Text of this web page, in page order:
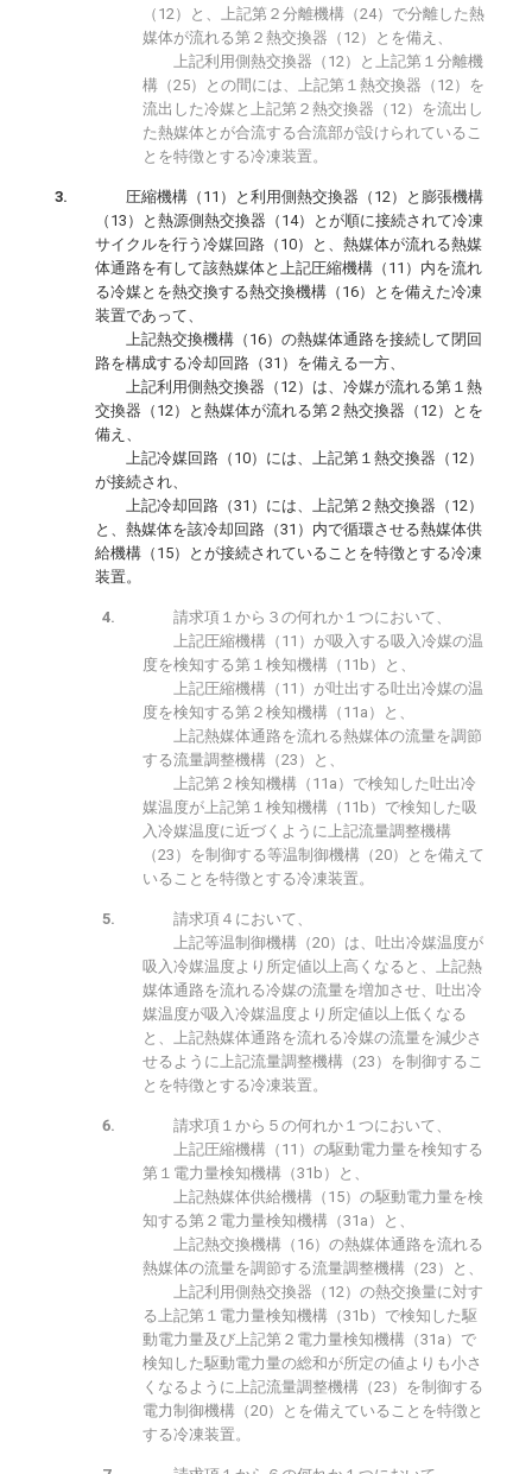
（12）と、上記第２分離機構（24）で分離した熱
媒体が流れる第２熱交換器（12）とを備え、
上記利用側熱交換器（12）と上記第１分離機
構（25）との間には、上記第１熱交換器（12）を
流出した冷媒と上記第２熱交換器（12）を流出し
た熱媒体とが合流する合流部が設けられているこ
とを特徴とする冷凍装置。
圧縮機構（11）と利用側熱交換器（12）と膨張機構
（13）と熱源側熱交換器（14）とが順に接続されて冷凍
サイクルを行う冷媒回路（10）と、熱媒体が流れる熱媒
体通路を有して該熱媒体と上記圧縮機構（11）内を流れ
る冷媒とを熱交換する熱交換機構（16）とを備えた冷凍
装置であって、
上記熱交換機構（16）の熱媒体通路を接続して閉回
路を構成する冷却回路（31）を備える一方、
上記利用側熱交換器（12）は、冷媒が流れる第１熱
交換器（12）と熱媒体が流れる第２熱交換器（12）とを
備え、
上記冷媒回路（10）には、上記第１熱交換器（12）
が接続され、
上記冷却回路（31）には、上記第２熱交換器（12）
と、熱媒体を該冷却回路（31）内で循環させる熱媒体供
給機構（15）とが接続されていることを特徴とする冷凍
装置。
請求項１から３の何れか１つにおいて、
上記圧縮機構（11）が吸入する吸入冷媒の温
度を検知する第１検知機構（11b）と、
上記圧縮機構（11）が吐出する吐出冷媒の温
度を検知する第２検知機構（11a）と、
上記熱媒体通路を流れる熱媒体の流量を調節
する流量調整機構（23）と、
上記第２検知機構（11a）で検知した吐出冷
媒温度が上記第１検知機構（11b）で検知した吸
入冷媒温度に近づくように上記流量調整機構
（23）を制御する等温制御機構（20）とを備えて
いることを特徴とする冷凍装置。
請求項４において、
上記等温制御機構（20）は、吐出冷媒温度が
吸入冷媒温度より所定値以上高くなると、上記熱
媒体通路を流れる冷媒の流量を増加させ、吐出冷
媒温度が吸入冷媒温度より所定値以上低くなる
と、上記熱媒体通路を流れる冷媒の流量を減少さ
せるように上記流量調整機構（23）を制御するこ
とを特徴とする冷凍装置。
請求項１から５の何れか１つにおいて、
上記圧縮機構（11）の駆動電力量を検知する
第１電力量検知機構（31b）と、
上記熱媒体供給機構（15）の駆動電力量を検
知する第２電力量検知機構（31a）と、
上記熱交換機構（16）の熱媒体通路を流れる
熱媒体の流量を調節する流量調整機構（23）と、
上記利用側熱交換器（12）の熱交換量に対す
る上記第１電力量検知機構（31b）で検知した駆
動電力量及び上記第２電力量検知機構（31a）で
検知した駆動電力量の総和が所定の値よりも小さ
くなるように上記流量調整機構（23）を制御する
電力制御機構（20）とを備えていることを特徴と
する冷凍装置。